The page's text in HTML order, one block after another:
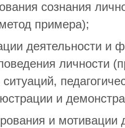
сознания
примера);
деятельности и
личности
и
и мотивации